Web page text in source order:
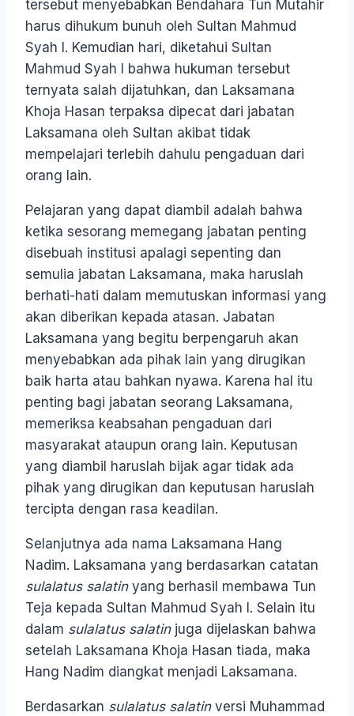
tersebut menyebabkan Bendahara Tun Mutahir
harus dihukum bunuh oleh Sultan Mahmud
Syah I. Kemudian hari, diketahui Sultan
Mahmud Syah I bahwa hukuman tersebut
ternyata salah dijatuhkan, dan Laksamana
Khoja Hasan terpaksa dipecat dari jabatan
Laksamana oleh Sultan akibat tidak
mempelajari terlebih dahulu pengaduan dari
orang lain.
Pelajaran yang dapat diambil adalah bahwa
ketika sesorang memegang jabatan penting
disebuah institusi apalagi sepenting dan
semulia jabatan Laksamana, maka haruslah
berhati-hati dalam memutuskan informasi yang
akan diberikan kepada atasan. Jabatan
Laksamana yang begitu berpengaruh akan
menyebabkan ada pihak lain yang dirugikan
baik harta atau bahkan nyawa. Karena hal itu
penting bagi jabatan seorang Laksamana,
memeriksa keabsahan pengaduan dari
masyarakat ataupun orang lain. Keputusan
yang diambil haruslah bijak agar tidak ada
pihak yang dirugikan dan keputusan haruslah
tercipta dengan rasa keadilan.
Selanjutnya ada nama Laksamana Hang
Nadim. Laksamana yang berdasarkan catatan
sulalatus salatin yang berhasil membawa Tun
Teja kepada Sultan Mahmud Syah I. Selain itu
dalam sulalatus salatin juga dijelaskan bahwa
setelah Laksamana Khoja Hasan tiada, maka
Hang Nadim diangkat menjadi Laksamana.
Berdasarkan sulalatus salatin versi Muhammad